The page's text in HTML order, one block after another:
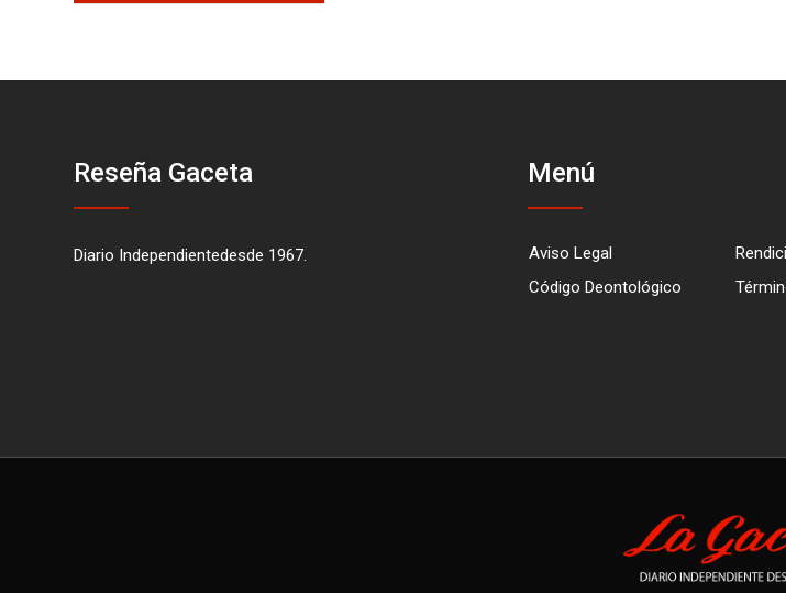
Reseña Gaceta
Diario Independientedesde 1967.
Menú
Aviso Legal
Código Deontológico